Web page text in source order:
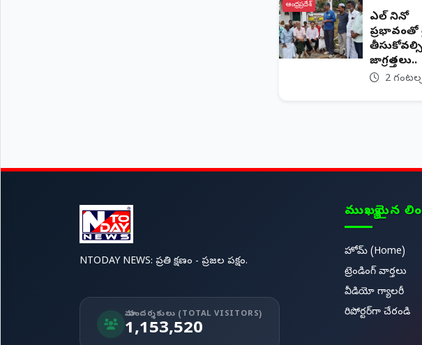
ఆంధ్రప్రదేశ్
ఎల్ నినో
ప్రభావంతో
జాగ్రత్తలు..
2 గంటల
NTODAY NEWS: ప్రతి క్షణం - ప్రజల పక్షం.
మా సందర్శకులు (TOTAL VISITORS)
1,153,520
ముఖ్యమైన
హోమ్ (Home)
ట్రెండింగ్ వార్తలు
వీడియో గ్యాలరీ
రిపోర్టర్‌గా చేరండి